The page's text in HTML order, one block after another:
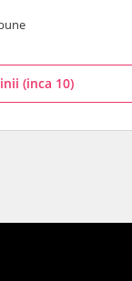
(inca 10)